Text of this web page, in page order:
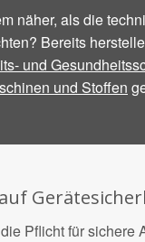
näher, als die
Bereits
und
und Stoffen
Pflicht für sichere